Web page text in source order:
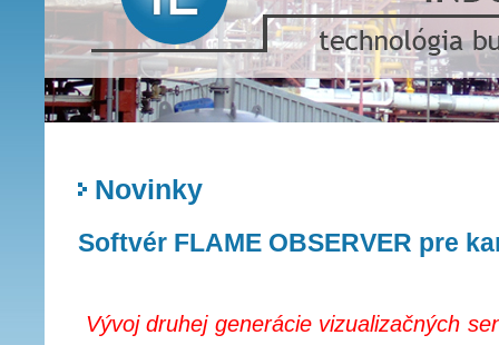
Novinky
Softvér FLAME OBSERVER pre
Vývoj druhej generácie vizualizačných